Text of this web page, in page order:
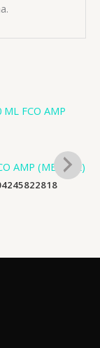
AMP (MEDVAL)